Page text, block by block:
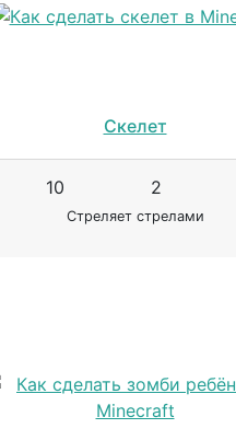
Скелет
10 2
Стреляет стрелами